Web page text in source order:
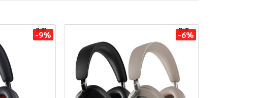
-9% -6%